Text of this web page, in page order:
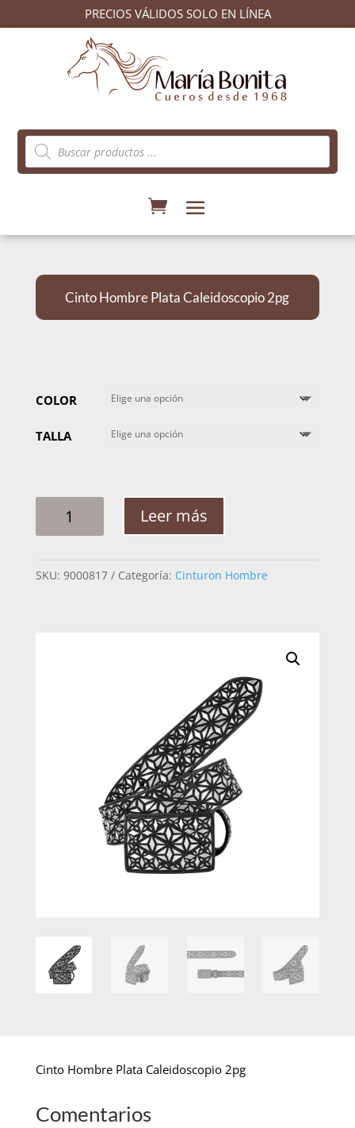
PRECIOS VÁLIDOS SOLO EN LÍNEA
Búsqueda
de
productos
Cinto Hombre Plata Caleidoscopio 2pg
COLOR
TALLA
HOMBRE
2PG
Leer más
SKU: 9000817 Categoría: Cinturon Hombre
Cinto Hombre Plata Caleidoscopio 2pg
Comentarios